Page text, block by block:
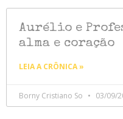
Aurélio e
alma e coração
LEIA A CRÔNICA »
Borny Cristiano So 03/09/